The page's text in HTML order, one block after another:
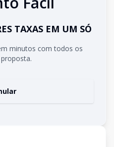
TAXAS EM UM SÓ
minutos com todos os